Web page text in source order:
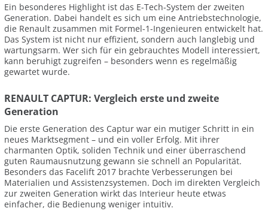
Ein besonderes Highlight ist das E-Tech-System der zweiten
Generation. Dabei handelt es sich um eine Antriebstechnologie,
die Renault zusammen mit Formel-1-Ingenieuren entwickelt hat.
Das System ist nicht nur effizient, sondern auch langlebig und
wartungsarm. Wer sich für ein gebrauchtes Modell interessiert,
kann beruhigt zugreifen – besonders wenn es regelmäßig
gewartet wurde.
RENAULT CAPTUR: Vergleich erste und zweite
Generation
Die erste Generation des Captur war ein mutiger Schritt in ein
neues Marktsegment – und ein voller Erfolg. Mit ihrer
charmanten Optik, soliden Technik und einer überraschend
guten Raumausnutzung gewann sie schnell an Popularität.
Besonders das Facelift 2017 brachte Verbesserungen bei
Materialien und Assistenzsystemen. Doch im direkten Vergleich
zur zweiten Generation wirkt das Interieur heute etwas
einfacher, die Bedienung weniger intuitiv.